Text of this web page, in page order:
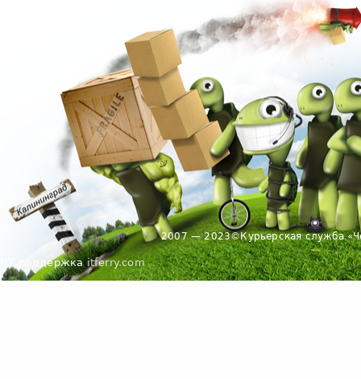
2007 — 2023©Курьерская служба
ИТ поддержкаitferry.com